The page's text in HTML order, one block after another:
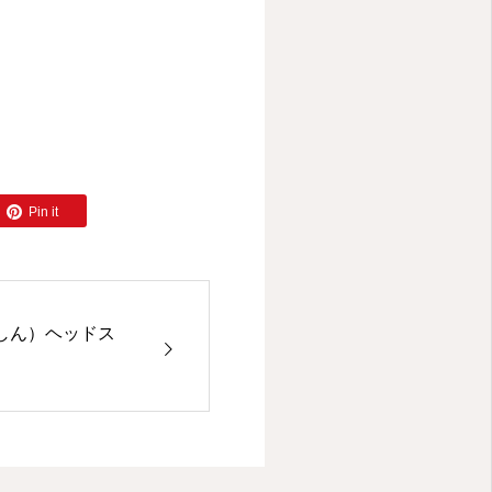
Pin it
ん）ヘッドス